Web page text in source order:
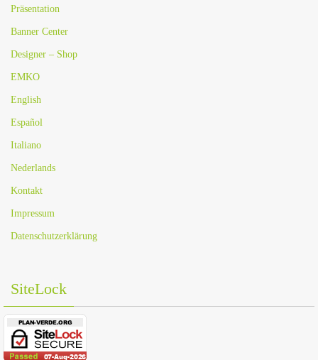
Präsentation
Banner Center
Designer – Shop
EMKO
English
Español
Italiano
Nederlands
Kontakt
Impressum
Datenschutzerklärung
SiteLock